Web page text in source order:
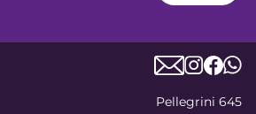
Pellegrini 645